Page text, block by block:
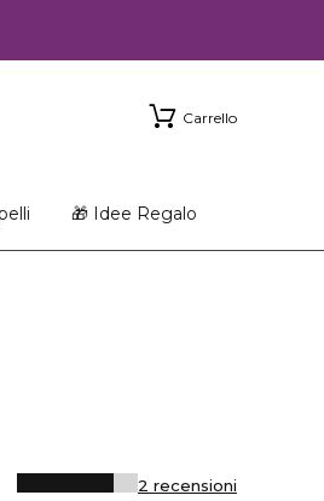
Carrello
🎁 Idee Regalo
2 recensioni